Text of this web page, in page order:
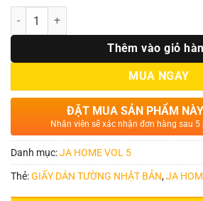
Số lượng
Thêm vào giỏ
MUA NGAY
ĐẶT MUA SẢN PHẨM NÀY
Nhân viên sẽ xác nhận đơn hàng sau 5
Danh mục:JA HOME VOL 5
Thẻ:GIẤY DÁN TƯỜNG NHẬT BẢN,JA